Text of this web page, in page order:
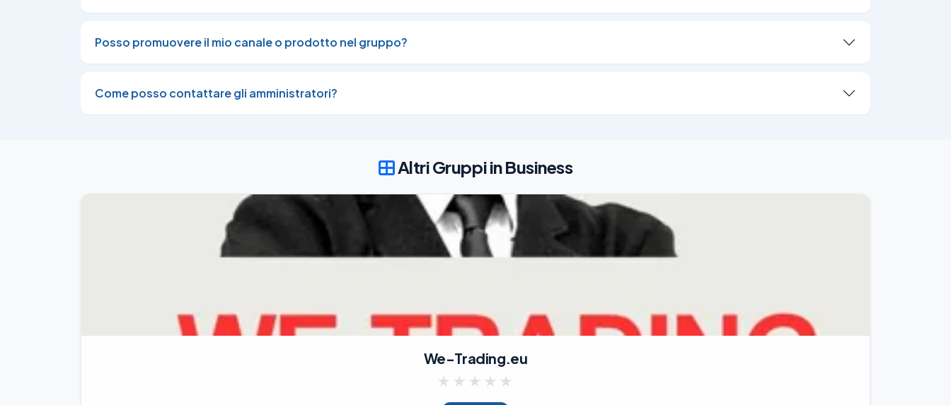
Posso promuovere il mio canale o prodotto nel gruppo?
Come posso contattare gli amministratori?
Altri Gruppi in Business
We-Trading.eu
★ ★ ★ ★ ★